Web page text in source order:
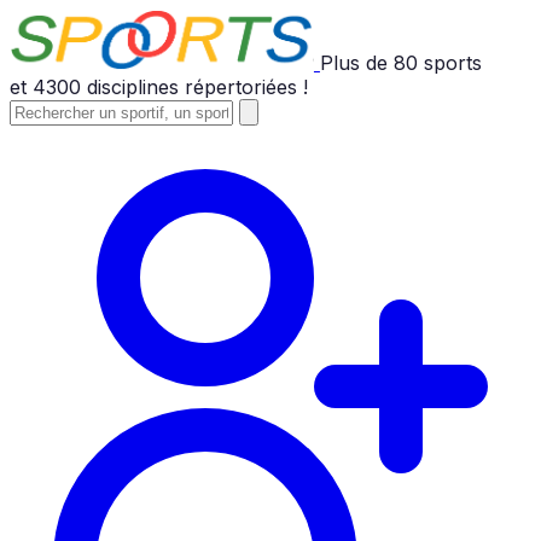
Plus de 80 sports
et 4300 disciplines répertoriées !